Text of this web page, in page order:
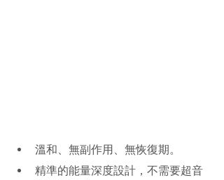
溫和、無副作用、無恢復期。
精準的能量深度設計，不需要超音